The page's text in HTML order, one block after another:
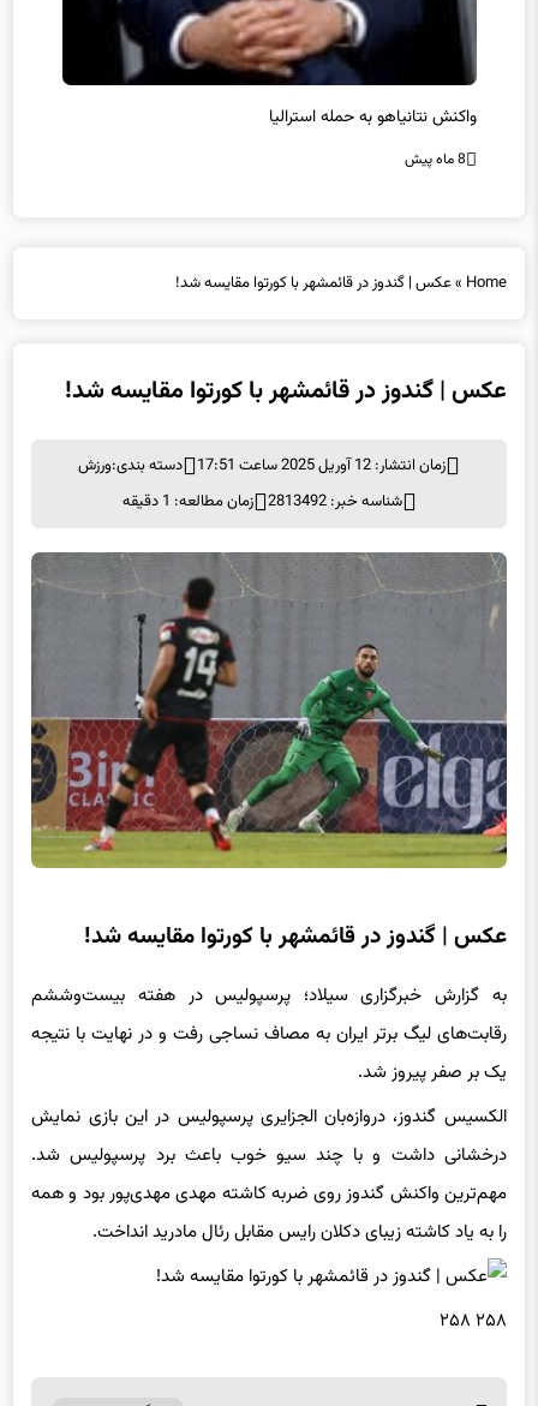
واکنش نتانیاهو به حمله استرالیا
8 ماه پیش
Home
»عکس | گندوز در قائمشهر با کورتوا مقایسه شد!
عکس | گندوز در قائمشهر با کورتوا مقایسه شد!
زمان انتشار: 12 آوریل 2025 ساعت 17:51 دسته بندی:ورزش
شناسه خبر: 2813492
زمان مطالعه: 1 دقیقه
عکس | گندوز در قائمشهر با کورتوا مقایسه شد!
به گزارش خبرگزاری سیلاد؛ پرسپولیس در هفته بیست‌وششم
رقابت‌های لیگ برتر ایران به مصاف نساجی رفت و در نهایت با نتیجه
یک بر صفر پیروز شد.
الکسیس گندوز، دروازه‌بان الجزایری پرسپولیس در این بازی نمایش
درخشانی داشت و با چند سیو خوب باعث برد پرسپولیس شد.
مهم‌ترین واکنش گندوز روی ضربه کاشته مهدی مهدی‌پور بود و همه
را به یاد کاشته زیبای دکلان رایس مقابل رئال مادرید انداخت.
۲۵۸ ۲۵۸